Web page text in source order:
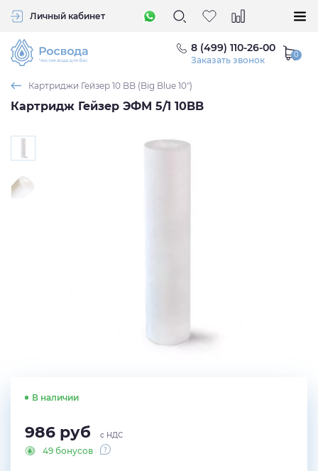
Личный кабинет
8 (499) 110-26-00
Заказать звонок
Картриджи Гейзер 10 BB (Big Blue 10")
Картридж Гейзер ЭФМ 5/1 10BB
В наличии
986 руб с НДС
49 бонусов